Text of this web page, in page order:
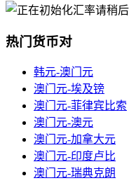
热门货币对
韩元-澳门元
澳门元-埃及镑
澳门元-菲律宾比索
澳门元-澳元
澳门元-加拿大元
澳门元-印度卢比
澳门元-瑞典克朗